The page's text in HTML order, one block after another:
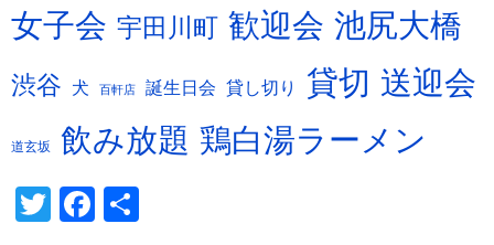
女子会 宇田川町 歓迎会 池尻大橋
渋谷 犬 百軒店 誕生日会 貸し切り 貸切 送迎会
道玄坂 飲み放題 鶏白湯ラーメン
TwitterFacebook